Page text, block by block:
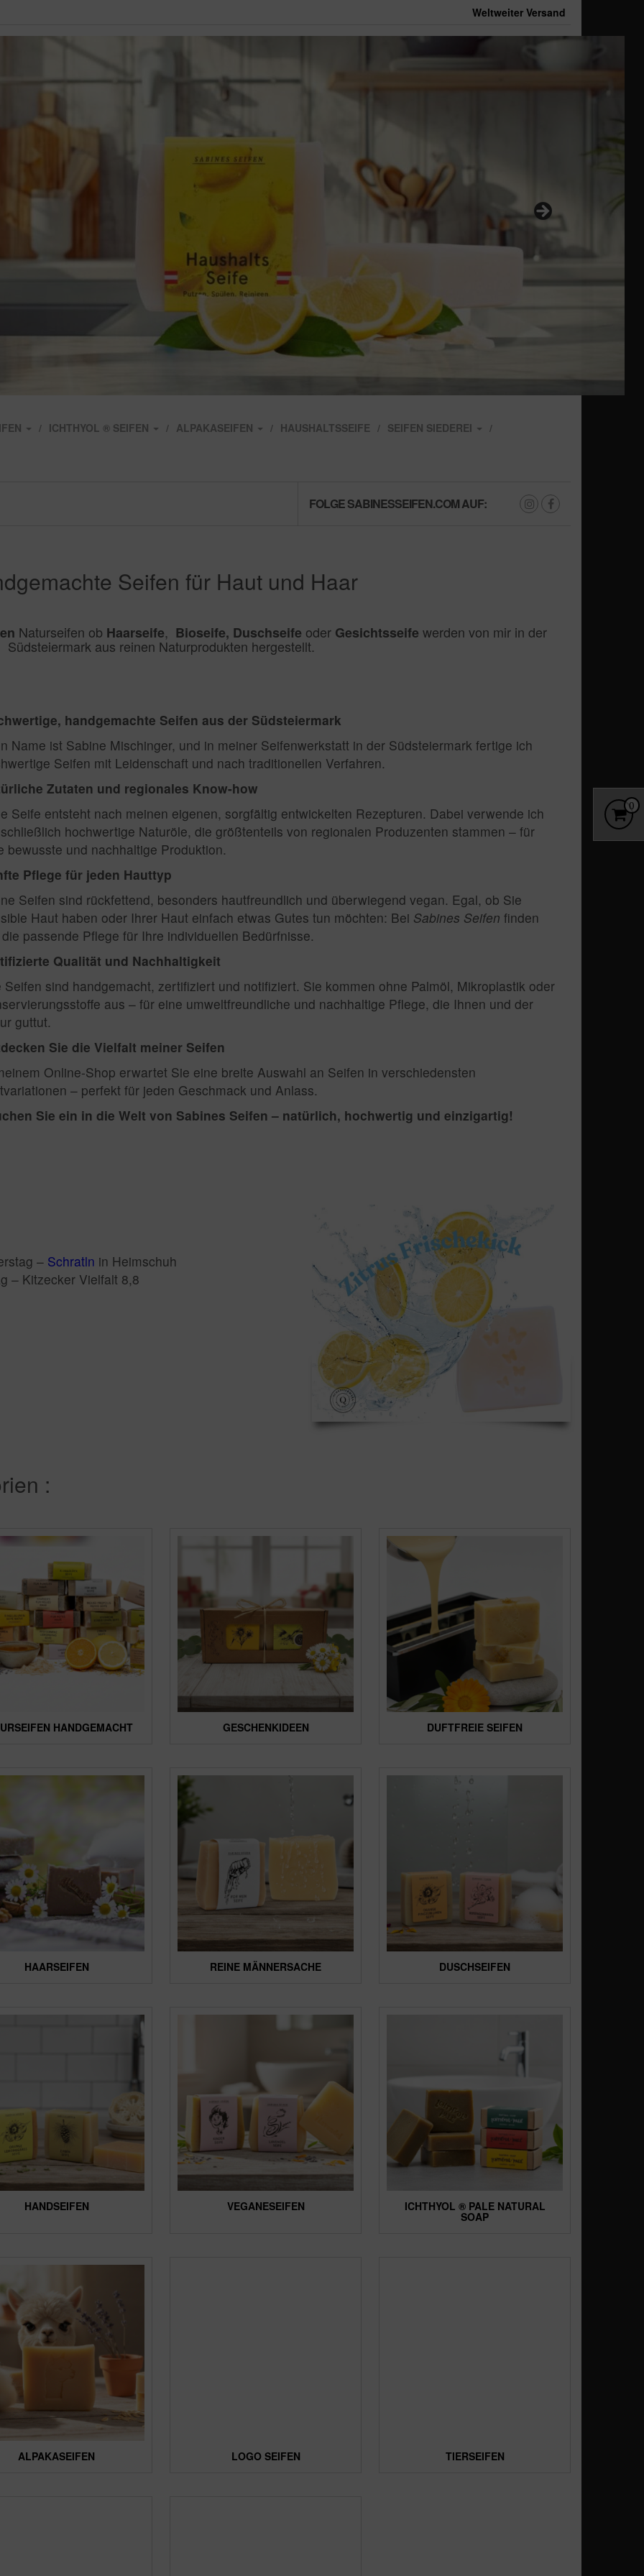
Weltweiter Versand
ICHTHYOL ® SEIFEN ALPAKASEIFEN HAUSHALTSSEIFE SEIFEN SIEDEREI
FOLGE SABINESSEIFEN.COM AUF:
Seifen für Haut und Haar
Naturseifen ob Haarseife, Bioseife, Duschseife oder Gesichtsseife werden von mir in der
Südsteiermark aus reinen Naturprodukten hergestellt.
handgemachte Seifen aus der Südsteiermark
Name ist Sabine Mischinger, und in meiner Seifenwerkstatt in der Südsteiermark fertige ich
Seifen mit Leidenschaft und nach traditionellen Verfahren.
Zutaten und regionales Know-how
Seife entsteht nach meinen eigenen, sorgfältig entwickelten Rezepturen. Dabei verwende ich
hochwertige Naturöle, die größtenteils von regionalen Produzenten stammen – für
bewusste und nachhaltige Produktion.
Pflege für jeden Hauttyp
Seifen sind rückfettend, besonders hautfreundlich und überwiegend vegan. Egal, ob Sie
Haut haben oder Ihrer Haut einfach etwas Gutes tun möchten: Bei Sabines Seifen finden
passende Pflege für Ihre individuellen Bedürfnisse.
Qualität und Nachhaltigkeit
Seifen sind handgemacht, zertifiziert und notifiziert. Sie kommen ohne Palmöl, Mikroplastik oder
aus – für eine umweltfreundliche und nachhaltige Pflege, die Ihnen und der
guttut.
Sie die Vielfalt meiner Seifen
Online-Shop erwartet Sie eine breite Auswahl an Seifen in verschiedensten
– perfekt für jeden Geschmack und Anlass.
Sie ein in die Welt von Sabines Seifen – natürlich, hochwertig und einzigartig!
– Schratln in Heimschuh
– Kitzecker Vielfalt 8,8
:
HANDGEMACHT GESCHENKIDEEN DUFTFREIE SEIFEN
HAARSEIFEN REINE MÄNNERSACHE DUSCHSEIFEN
HANDSEIFEN VEGANESEIFEN ICHTHYOL ® PALE NATURAL
SOAP
ALPAKASEIFEN LOGO SEIFEN TIERSEIFEN
0